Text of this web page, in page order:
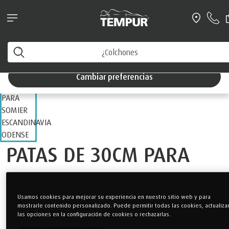
nuestras tiendas para cualquier tipo de consulta
Está viendo el sitio de España. Puede cambiar sus
preferencias en cualquier momento
Cambiar preferencias
PATAS DE 30CM PARA
SOMIER ESCANDINAVIA
ODENSE
Usamos cookies para mejorar su experiencia en nuestro sitio web y para
mostrarle contenido personalizado. Puede permitir todas las cookies,
las opciones en la configuración de cookies o rechazarlas.